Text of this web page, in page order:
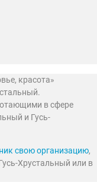
красота»
в сфере
и Гусь-
свою организацию,
Хрустальный или в